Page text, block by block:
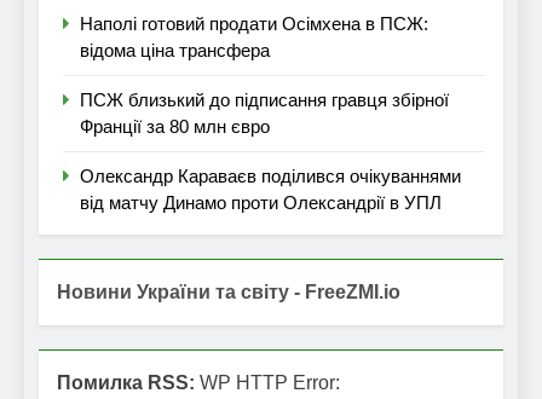
Наполі готовий продати Осімхена в ПСЖ:
відома ціна трансфера
ПСЖ близький до підписання гравця збірної
Франції за 80 млн євро
Олександр Караваєв поділився очікуваннями
від матчу Динамо проти Олександрії в УПЛ
Новини України та світу - FreeZMI.io
Помилка RSS: WP HTTP Error: